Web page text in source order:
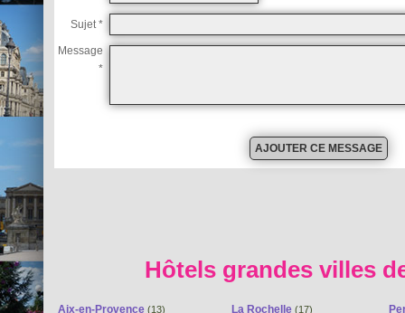
Sujet *
Message
*
Hôtels grandes villes
Aix-en-Provence (13) La Rochelle (17)